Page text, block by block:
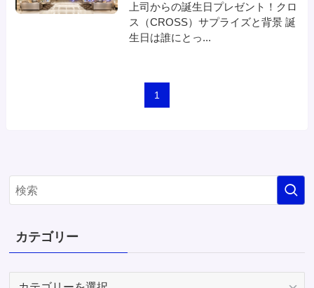
上司からの誕生日プレゼント！クロ
ス（CROSS）サプライズと背景 誕
生日は誰にとっ...
1
カテゴリー